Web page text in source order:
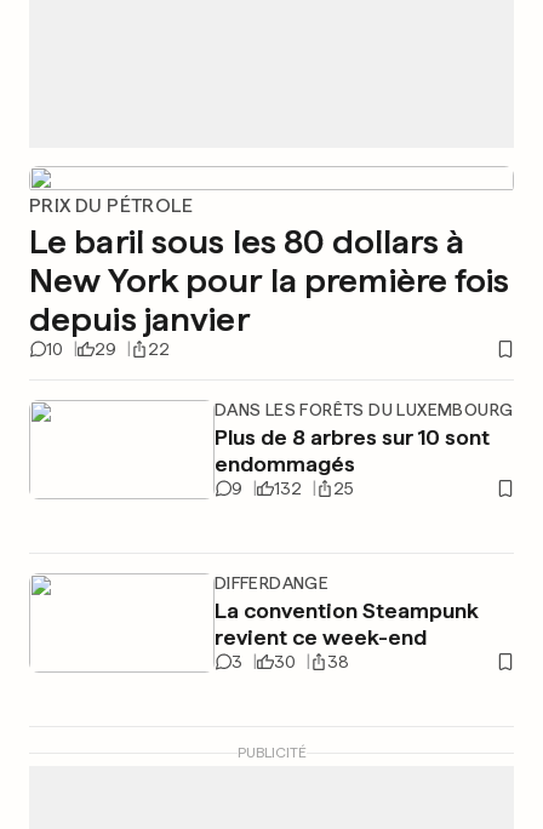
PRIX DU PÉTROLE
Le baril sous les 80 dollars à
New York pour la première fois
depuis janvier
10 29 22
DANS LES FORÊTS DU LUXEMBOURG
Plus de 8 arbres sur 10 sont
endommagés
9 132 25
DIFFERDANGE
La convention Steampunk
revient ce week-end
3 30 38
PUBLICITÉ